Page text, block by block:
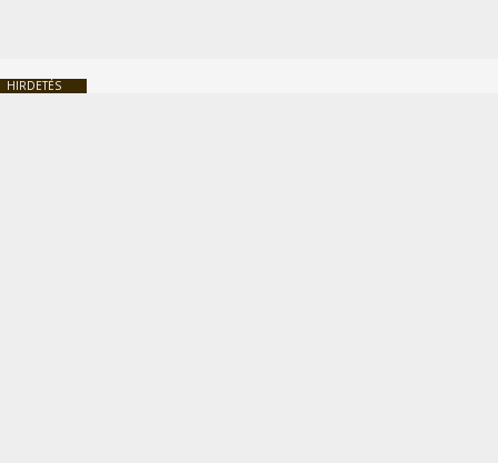
HIRDETÉS